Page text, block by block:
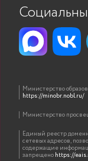
Министерство
https://minobr.nobl.ru/
Министерство
Единый реестр
сетевых адресов,
содержащие
запрещеноhttps://